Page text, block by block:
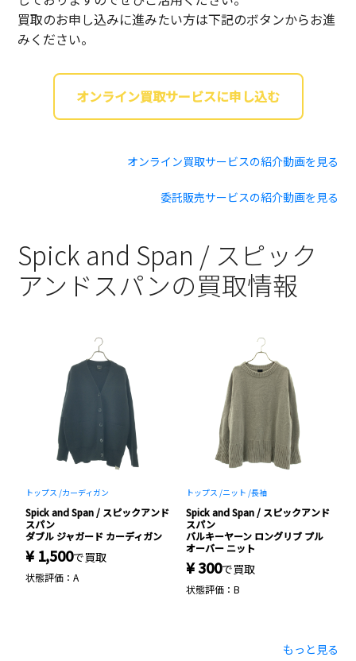
買取のお申し込みに進みたい方は下記のボタンからお進
みください。
オンライン買取サービスに申し込む
オンライン買取サービスの紹介動画を見る
委託販売サービスの紹介動画を見る
Spick and Span / スピック
アンドスパンの買取情報
トップス /カーディガン
Spick and Span / スピックアンド
スパン
ダブル ジャガード カーディガン
¥ 1,500で買取
状態評価：A
トップス /ニット /長袖
Spick and Span / スピックアンド
スパン
バルキーヤーン ロングリブ プル
オーバー ニット
¥ 300で買取
状態評価：B
もっと見る